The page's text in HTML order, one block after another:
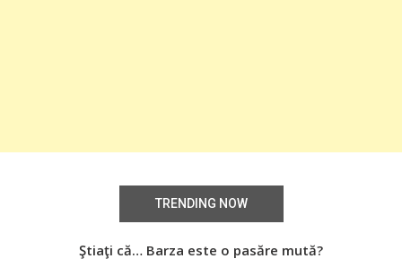
TRENDING NOW
Ştiaţi că… Barza este o pasăre mută?